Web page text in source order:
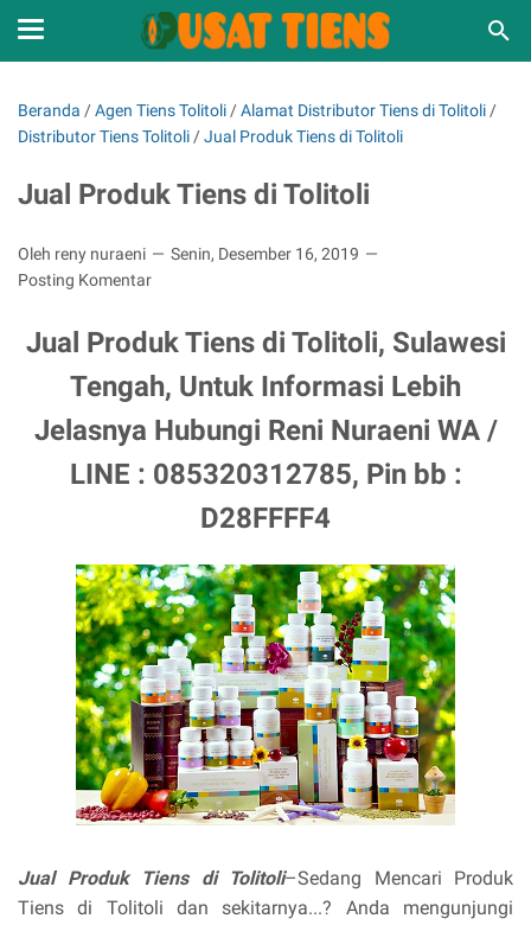
Beranda /Agen Tiens Tolitoli /Alamat Distributor Tiens di Tolitoli /
Distributor Tiens Tolitoli /Jual Produk Tiens di Tolitoli
Jual Produk Tiens di Tolitoli
Oleh reny nuraeni
Senin, Desember 16, 2019
Posting Komentar
Jual Produk Tiens di Tolitoli, Sulawesi
Tengah, Untuk Informasi Lebih
Jelasnya Hubungi Reni Nuraeni WA /
LINE : 085320312785, Pin bb :
D28FFFF4
Jual Produk Tiens di Tolitoli–Sedang Mencari Produk
Tiens di Tolitoli dan sekitarnya...? Anda mengunjungi